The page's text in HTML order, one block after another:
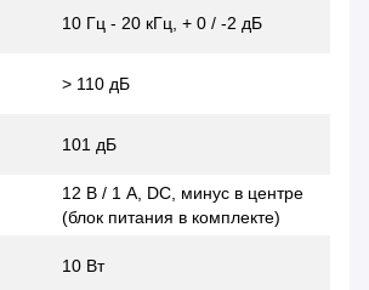
10 Гц - 20 кГц, + 0 / -2 дБ
> 110 дБ
101 дБ
12 В / 1 А, DC, минус в центре
(блок питания в комплекте)
10 Вт